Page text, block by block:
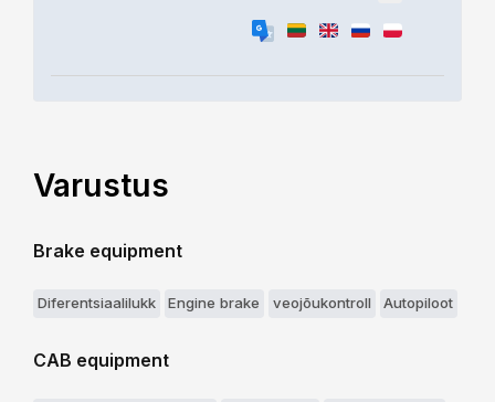
Varustus
Brake equipment
Diferentsiaalilukk Engine brake veojõukontroll Autopiloot
CAB equipment